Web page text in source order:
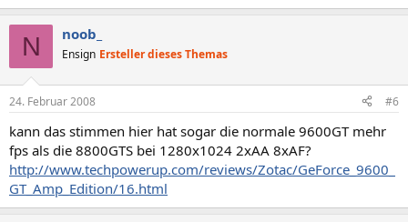
N noob_
Ensign Ersteller dieses Themas
24. Februar 2008 #6
kann das stimmen hier hat sogar die normale 9600GT mehr
fps als die 8800GTS bei 1280x1024 2xAA 8xAF?
http://www.techpowerup.com/reviews/Zotac/GeForce_9600_
GT_Amp_Edition/16.html